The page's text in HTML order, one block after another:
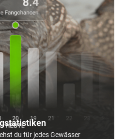
du für jedes Gewässer